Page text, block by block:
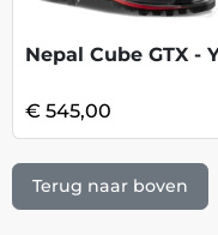
€ 545,00
Terug naar boven